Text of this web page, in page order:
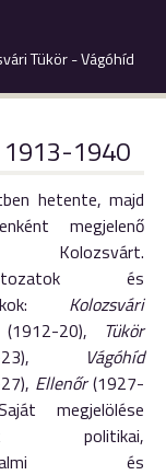
Tükör - Vágóhíd
1913-1940
hetente, majd
megjelenő
és
Kolozsvári
20), Tükör
23),
Vágóhíd
Ellenőr(1927-
megjelölése
politikai,
és